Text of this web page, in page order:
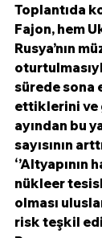
Toplantıda
Fajon, hem
Rusya’nın
sürede sona
ettiklerini ve
ayından bu
sayısının
‘’Altyapının
nükleer
olması
risk teşkil